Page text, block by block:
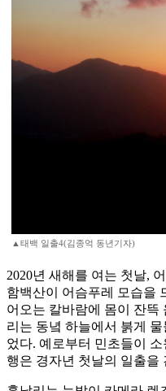
▲태백 일출4(김종억 동년기자)
2020년 새해를 여는 첫날,
함백산이 어슴푸레 모습을
어오는 칼바람에 몸이 잔뜩
리는 동녘 하늘에서 붉게
었다. 예로부터 민초들이
행은 경자년 첫날의 일출을